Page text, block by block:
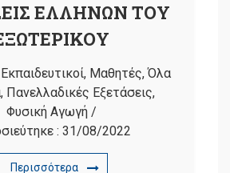
ΕΛΛΗΝΩΝ ΤΟΥ
Εκπαιδευτικοί, Μαθητές,Όλα
, Πανελλαδικές Εξετάσεις,
Φυσική Αγωγή/
: 31/08/2022
Περισσότερα